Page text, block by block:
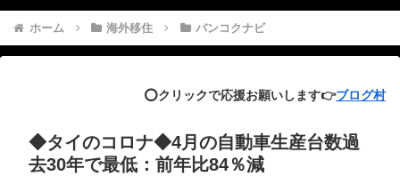
ホーム 海外移住 バンコクナビ
⭕️クリックで応援お願いします👉ブログ村
◆タイのコロナ◆4月の自動車生産台数過
去30年で最低：前年比84％減